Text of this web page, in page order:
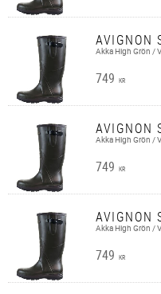
AVIGNON
Akka High Grön /
749 KR
AVIGNON
Akka High Grön /
749 KR
AVIGNON
Akka High Grön /
749 KR